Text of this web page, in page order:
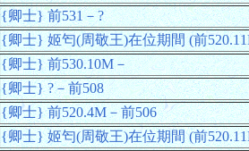
{卿士} 前531－?
{卿士} 姬匄(周敬王)在位期間 (前
{卿士} 前530.10M－
{卿士} ?－前508
{卿士} 前520.4M－前506
{卿士} 姬匄(周敬王)在位期間 (前